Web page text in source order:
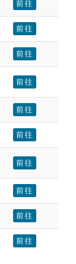
前往
前往
前往
前往
前往
前往
前往
前往
前往
前往